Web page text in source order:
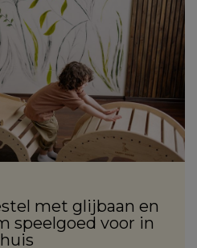
met glijbaan en
speelgoed voor in
huis